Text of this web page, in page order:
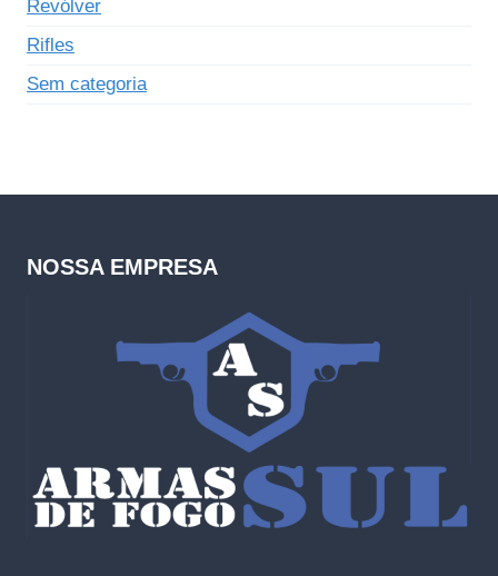
Revólver
Rifles
Sem categoria
NOSSA EMPRESA